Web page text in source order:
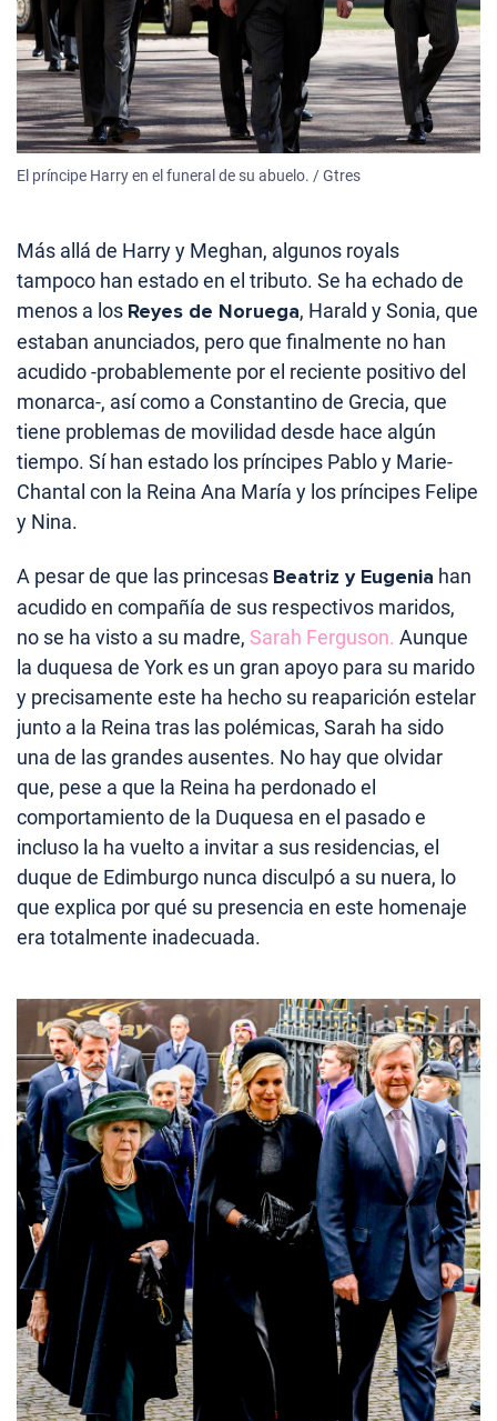
El príncipe Harry en el funeral de su abuelo. / Gtres
Más allá de Harry y Meghan, algunos royals
tampoco han estado en el tributo. Se ha echado de
menos a los Reyes de Noruega, Harald y Sonia, que
estaban anunciados, pero que finalmente no han
acudido -probablemente por el reciente positivo del
monarca-, así como a Constantino de Grecia, que
tiene problemas de movilidad desde hace algún
tiempo. Sí han estado los príncipes Pablo y Marie-
Chantal con la Reina Ana María y los príncipes Felipe
y Nina.
A pesar de que las princesas Beatriz y Eugenia han
acudido en compañía de sus respectivos maridos,
no se ha visto a su madre, Sarah Ferguson. Aunque
la duquesa de York es un gran apoyo para su marido
y precisamente este ha hecho su reaparición estelar
junto a la Reina tras las polémicas, Sarah ha sido
una de las grandes ausentes. No hay que olvidar
que, pese a que la Reina ha perdonado el
comportamiento de la Duquesa en el pasado e
incluso la ha vuelto a invitar a sus residencias, el
duque de Edimburgo nunca disculpó a su nuera, lo
que explica por qué su presencia en este homenaje
era totalmente inadecuada.